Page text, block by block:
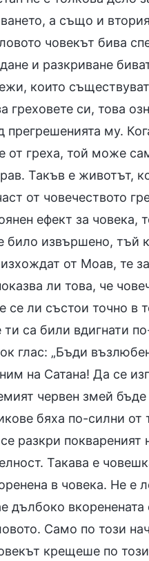
а също и
човекът бива
и разкриване
които
греховете си, това
прегрешенията му.
от греха, той може
Такъв е животът,
от човечеството
ефект за човека,
било извършено, тъй
от Моав, те
ли това, че
ли състои точно в
са били вдигнати
глас: „Бъди
на Сатана! Да се
червен змей
бяха по-силни
разкри поквареният
Такава е
в човека. Не е
дълбоко
Само по този
крещеше по